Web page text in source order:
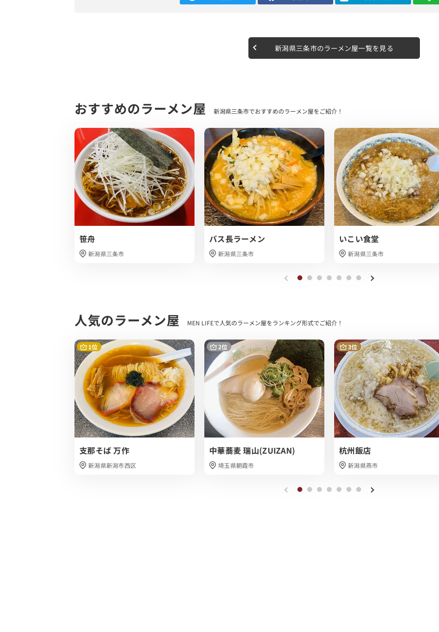
の順でお好みで調整できます。私はダブル白で注文しました。
他の店舗さんで例えるなら大油〜鬼油レベルでしょうか？
中心には醤油ダレか掛かっていて、早速スープを1口…
ガツンと醤油が前面に押し出されたようなファーストタッチ。
他の燕三条系を提供する店舗さんと比較すると、やや濃いめな味わいになってると思います。
背脂の甘みも最高にスープとマッチングしていて、レンゲが止まりません。
これだけギトギトな見た目なのに全くこてこてしていないのが本当に燕三条系の醍醐味でもありますよね。
麺は平打ち中太麺で、もちもち感がたまらないです。
気持ち柔らかめな噛みごたえで美味しい！
トッピングは チャーシューのみといったシンプルなもので、脂身の少ない食べやすい味付けになっていました。
非常に美味しくいただきました。
心も身体も温まる最高の1杯であることは間違いないでしょう。
新潟県三条市のラーメン屋一覧を見る
おすすめのラーメン屋 新潟県三条市でおすすめのラーメン屋をご紹介！
笹舟
新潟県三条市
バス長ラーメン
新潟県三条市
いこい食堂
新潟県三条市
人気のラーメン屋 MEN LIFEで人気のラーメン屋をランキング形式でご紹介！
1位
支那そば 万作
新潟県新潟市西区
2位
中華蕎麦 瑞山(ZUIZAN)
埼玉県朝霞市
3位
杭州飯店
新潟県燕市